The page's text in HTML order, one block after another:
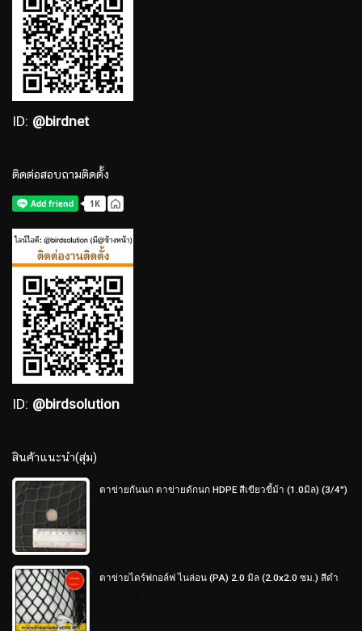
ID: @birdnet
ติดต่อสอบถามติดตั้ง
ID: @birdsolution
สินค้าแนะนำ(สุ่ม)
ตาข่ายกันนก ตาข่ายดักนก HDPE สีเขียวขี้ม้า (1.0มิล) (3/4")
ตาข่ายไดร์ฟกอล์ฟ ไนล่อน (PA) 2.0 มิล (2.0x2.0 ซม.) สีดำ